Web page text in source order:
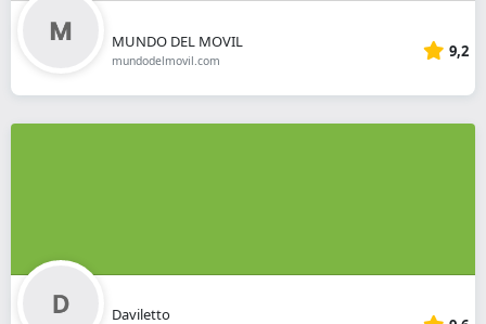
MUNDO DEL MOVIL
mundodelmovil.com 9,2
Daviletto